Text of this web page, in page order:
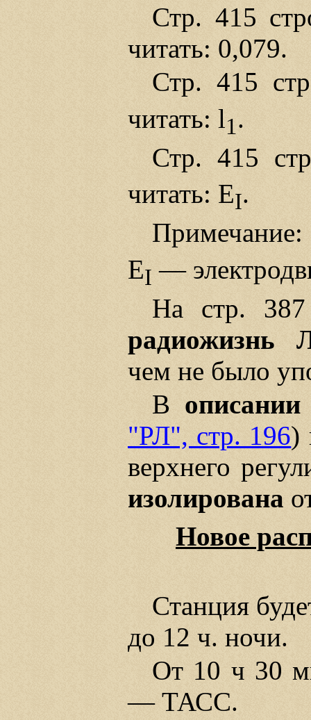
Стр. 415
читать: 0,079.
Стр. 415
читать: l1.
Стр. 415
читать: ЕI.
ЕI —
На стр.
радиожизнь
чем не было
В
"РЛ", стр. 196)
верхнего
изолирована
Новое
Станция
до 12 ч. ночи.
От 10 ч 30
— ТАСС.